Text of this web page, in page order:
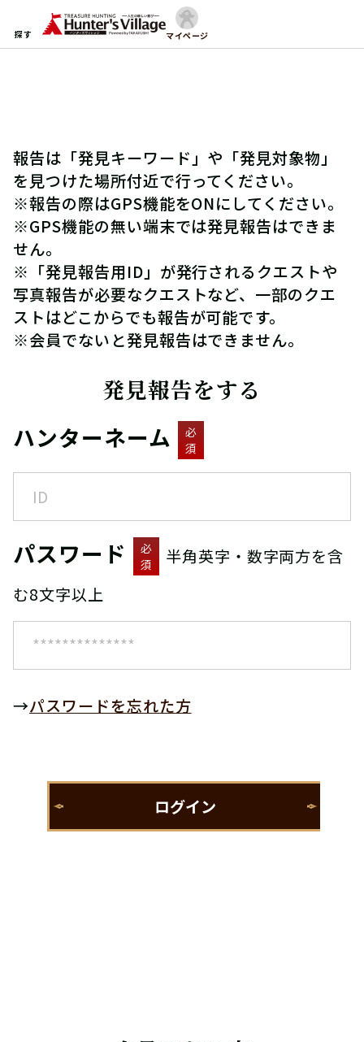
探す マイページ
報告は「発見キーワード」や「発見対象物」
を見つけた場所付近で行ってください。
※報告の際はGPS機能をONにしてください。
※GPS機能の無い端末では発見報告はできま
せん。
※「発見報告用ID」が発行されるクエストや
写真報告が必要なクエストなど、一部のクエ
ストはどこからでも報告が可能です。
※会員でないと発見報告はできません。
発見報告をする
ハンターネーム
必
須
パスワード
必
須
半角英字・数字両方を含
む8文字以上
→パスワードを忘れた方